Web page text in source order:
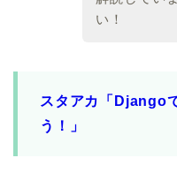
い！
スタアカ「Django
う！」